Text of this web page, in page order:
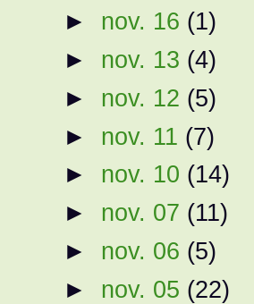
► nov. 16 (1)
► nov. 13 (4)
► nov. 12 (5)
► nov. 11 (7)
► nov. 10 (14)
► nov. 07 (11)
► nov. 06 (5)
► nov. 05 (22)